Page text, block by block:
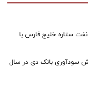
نفت ستاره خلیج فارس با
سودآوری بانک دی در سال